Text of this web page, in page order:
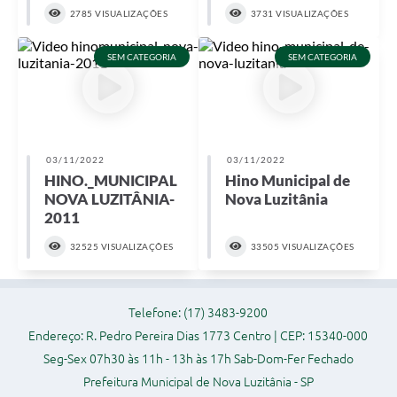
Audiências Públicas
Ouvidoria
Secretarias
Contas Públicas
Legislação
Links
Serviços Online
2785 VISUALIZAÇÕES 3731 VISUALIZAÇÕES
SEM CATEGORIA
03/11/2022
HINO._MUNICIPAL
NOVA LUZITÂNIA-
2011
32525 VISUALIZAÇÕES
SEM CATEGORIA
03/11/2022
Hino Municipal de
Nova Luzitânia
33505 VISUALIZAÇÕES
Telefone: (17) 3483-9200
Endereço: R. Pedro Pereira Dias 1773 Centro | CEP: 15340-000
Seg-Sex 07h30 às 11h - 13h às 17h Sab-Dom-Fer Fechado
Prefeitura Municipal de Nova Luzitânia - SP